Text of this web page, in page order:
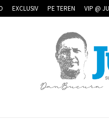
EXCLUSIV PE TEREN VIP @